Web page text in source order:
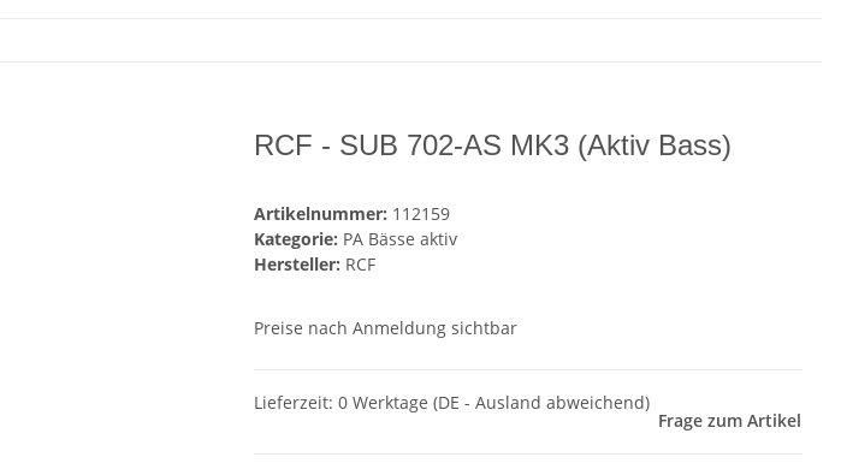
RCF - SUB 702-AS MK3 (Aktiv Bass)
Artikelnummer: 112159
Kategorie: PA Bässe aktiv
Hersteller: RCF
Preise nach Anmeldung sichtbar
Lieferzeit: 0 Werktage (DE - Ausland abweichend)
Frage zum Artikel